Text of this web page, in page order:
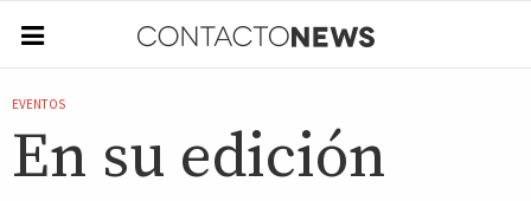
EVENTOS
En su edición